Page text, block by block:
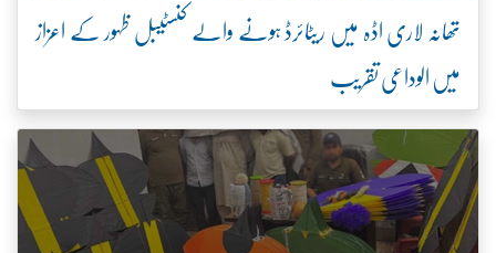
تھانہ لاری اڈہ میں ریٹائرڈ ہونے والے کنسٹیبل ظہور کے اعزاز
میں الوداعی تقریب